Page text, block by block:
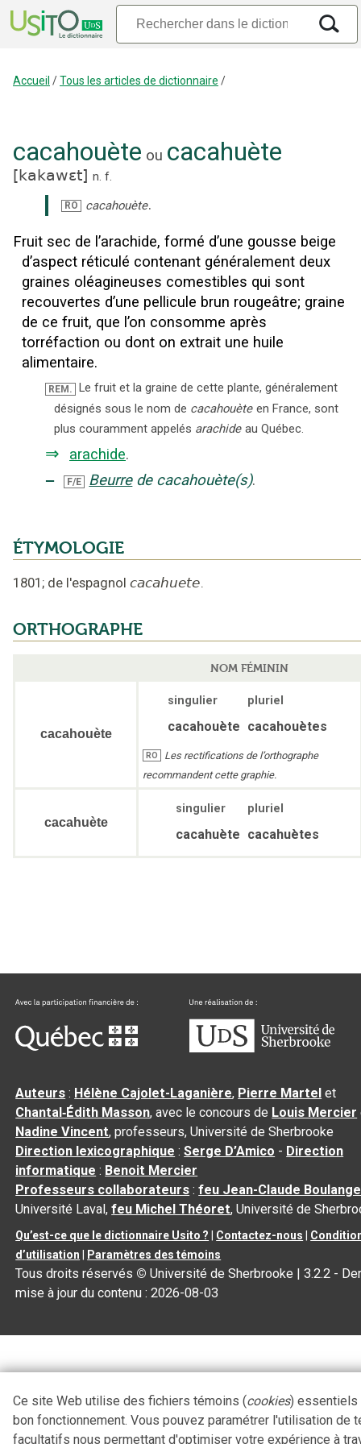
Accueil /Tous les articles de dictionnaire /
cacahouète ou cacahuète
[kakawɛt] n. f.
RO cacahouète.
Fruit sec de l’arachide, formé d’une gousse beige
d’aspect réticulé contenant généralement deux
graines oléagineuses comestibles qui sont
recouvertes d’une pellicule brun rougeâtre; graine
de ce fruit, que l’on consomme après
torréfaction ou dont on extrait une huile
alimentaire.
REM.
Le fruit et la graine de cette plante, généralement
désignés sous le nom de cacahouète en France, sont
plus couramment appelés arachide au Québec.
⇒ arachide.
‒ F/E Beurre de cacahouète(s).
ÉTYMOLOGIE
1801 ; de l'espagnol cacahuete.
ORTHOGRAPHE
NOM FÉMININ
cacahouète
singulier pluriel
cacahouète cacahouètes
RO
Les rectifications de l’orthographe
recommandent cette graphie.
cacahuète
singulier pluriel
cacahuète cacahuètes
Auteurs : Hélène Cajolet-Laganière, Pierre Martel et
Chantal‑Édith Masson, avec le concours de Louis Mercier
Nadine Vincent, professeurs, Université de Sherbrooke
Direction lexicographique :Serge D’Amico - Direction
informatique : Benoit Mercier
Professeurs collaborateurs :feu Jean-Claude
Université Laval,feu Michel Théoret, Université de
Qu’est-ce que le dictionnaire Usito ? Contactez-nous
d’utilisation
Paramètres des témoins
Tous droits réservés © Université de Sherbrooke |3.2.2 -
mise à jour du contenu :2026-08-03
Ce site Web utilise des fichiers témoins (cookies) essentiels
bon fonctionnement. Vous pouvez paramétrer l'utilisation de
facultatifs nous permettant d'optimiser votre expérience à